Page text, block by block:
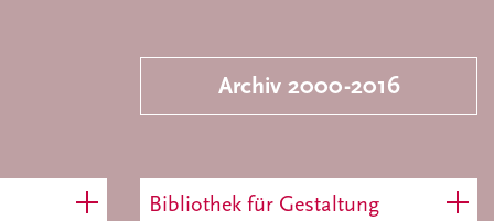
Archiv 2000-2016
Bibliothek für Gestaltung